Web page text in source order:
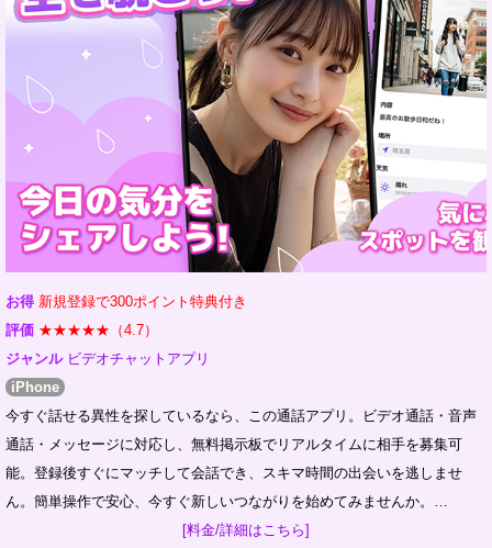
お得 新規登録で300ポイント特典付き
評価 ★★★★★（4.7）
ジャンル ビデオチャットアプリ
iPhone
今すぐ話せる異性を探しているなら、この通話アプリ。ビデオ通話・音声
通話・メッセージに対応し、無料掲示板でリアルタイムに相手を募集可
能。登録後すぐにマッチして会話でき、スキマ時間の出会いを逃しませ
ん。簡単操作で安心、今すぐ新しいつながりを始めてみませんか。…
[料金/詳細はこちら]